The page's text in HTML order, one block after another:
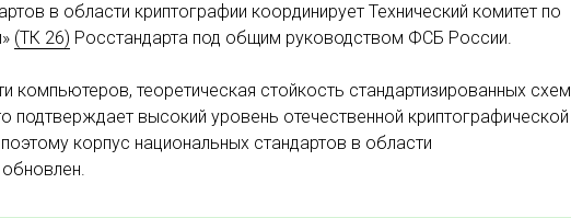
в области криптографии координирует Технический комитет по
(ТК 26) Росстандарта под общим руководством ФСБ России.
компьютеров, теоретическая стойкость стандартизированных схем
подтверждает высокий уровень отечественной криптографической
корпус национальных стандартов в области